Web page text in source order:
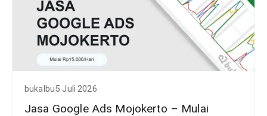
bukalbu5 Juli 2026
Jasa Google Ads Mojokerto – Mulai